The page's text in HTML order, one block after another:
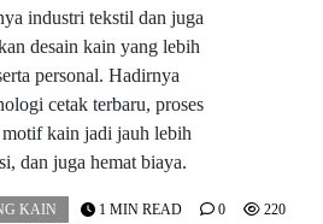
industri tekstil dan juga
desain kain yang lebih
personal. Hadirnya
cetak terbaru, proses
motif kain jadi jauh lebih
dan juga hemat biaya.
KAIN
1 MIN READ 0 220